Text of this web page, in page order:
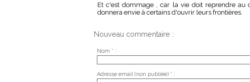
Et c'est dommage , car la vie doit reprendre au
donnera envie à certains d'ouvrir leurs frontières.
Nouveau commentaire :
Nom * :
Adresse email (non publiée) * :